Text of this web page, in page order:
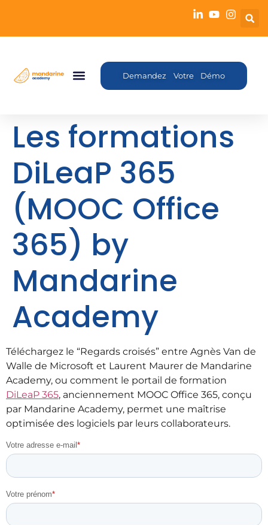
Demandez Votre Démo
Les formations
DiLeaP 365
(MOOC Office
365) by
Mandarine
Academy
Téléchargez le “Regards croisés” entre Agnès Van de
Walle de Microsoft et Laurent Maurer de Mandarine
Academy, ou comment le portail de formation
DiLeaP 365, anciennement MOOC Office 365, conçu
par Mandarine Academy, permet une maîtrise
optimisée des logiciels par leurs collaborateurs.